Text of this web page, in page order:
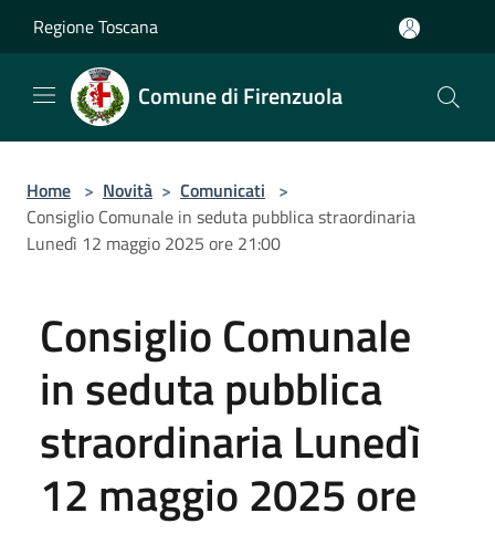
Regione Toscana
Comune di Firenzuola
Home > Novità > Comunicati >
Consiglio Comunale in seduta pubblica straordinaria
Lunedì 12 maggio 2025 ore 21:00
Consiglio Comunale
in seduta pubblica
straordinaria Lunedì
12 maggio 2025 ore